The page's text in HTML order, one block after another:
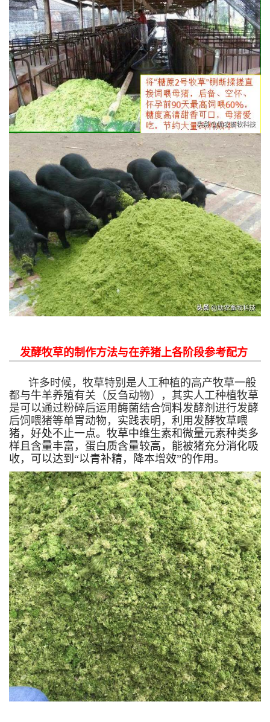
发酵牧草的制作方法与在养猪上各阶段参考配方
许多时候，牧草特别是人工种植的高产牧草一般
都与牛羊养殖有关（反刍动物），其实人工种植牧草
是可以通过粉碎后运用酶菌结合饲料发酵剂进行发酵
后饲喂猪等单胃动物， 实践表明，利用发酵牧草喂
猪，好处不止一点。牧草中维生素和微量元素种类多
样且含量丰富，蛋白质含量较高，能被猪充分消化吸
收，可以达到“以青补精，降本增效”的作用。